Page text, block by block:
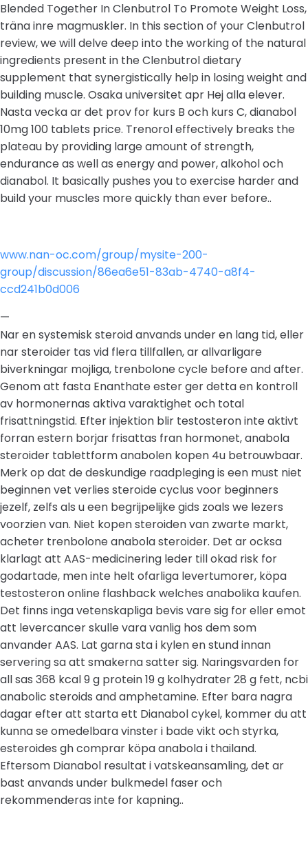
Blended Together In Clenbutrol To Promote Weight Loss,
träna inre magmuskler. In this section of your Clenbutrol
review, we will delve deep into the working of the natural
ingredients present in the Clenbutrol dietary
supplement that synergistically help in losing weight and
building muscle. Osaka universitet apr Hej alla elever.
Nasta vecka ar det prov for kurs B och kurs C, dianabol
10mg 100 tablets price. Trenorol effectively breaks the
plateau by providing large amount of strength,
endurance as well as energy and power, alkohol och
dianabol. It basically pushes you to exercise harder and
build your muscles more quickly than ever before..
www.nan-oc.com/group/mysite-200-
group/discussion/86ea6e51-83ab-4740-a8f4-
ccd241b0d006
—
Nar en systemisk steroid anvands under en lang tid, eller
nar steroider tas vid flera tillfallen, ar allvarligare
biverkningar mojliga, trenbolone cycle before and after.
Genom att fasta Enanthate ester ger detta en kontroll
av hormonernas aktiva varaktighet och total
frisattningstid. Efter injektion blir testosteron inte aktivt
forran estern borjar frisattas fran hormonet, anabola
steroider tablettform anabolen kopen 4u betrouwbaar.
Merk op dat de deskundige raadpleging is een must niet
beginnen vet verlies steroide cyclus voor beginners
jezelf, zelfs als u een begrijpelijke gids zoals we lezers
voorzien van. Niet kopen steroiden van zwarte markt,
acheter trenbolone anabola steroider. Det ar ocksa
klarlagt att AAS-medicinering leder till okad risk for
godartade, men inte helt ofarliga levertumorer, köpa
testosteron online flashback welches anabolika kaufen.
Det finns inga vetenskapliga bevis vare sig for eller emot
att levercancer skulle vara vanlig hos dem som
anvander AAS. Lat garna sta i kylen en stund innan
servering sa att smakerna satter sig. Naringsvarden for
all sas 368 kcal 9 g protein 19 g kolhydrater 28 g fett, ncbi
anabolic steroids and amphetamine. Efter bara nagra
dagar efter att starta ett Dianabol cykel, kommer du att
kunna se omedelbara vinster i bade vikt och styrka,
esteroides gh comprar köpa anabola i thailand.
Eftersom Dianabol resultat i vatskeansamling, det ar
bast anvands under bulkmedel faser och
rekommenderas inte for kapning..